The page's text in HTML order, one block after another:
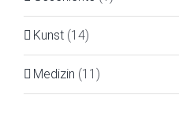
Kunst (14)
Medizin (11)